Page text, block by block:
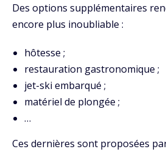
Des options supplémentaires
encore plus inoubliable :
hôtesse ;
restauration gastronomique ;
jet-ski embarqué ;
matériel de plongée ;
…
Ces dernières sont proposées